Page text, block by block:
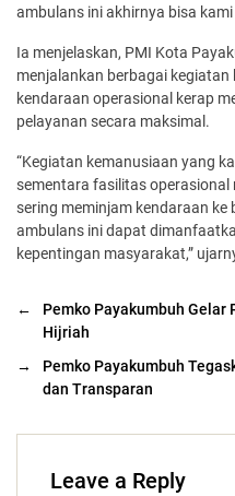
ambulans ini akhirnya bisa
Ia menjelaskan, PMI Kota
menjalankan berbagai
kendaraan operasional kerap
pelayanan secara maksimal.
“Kegiatan kemanusiaan yang
sementara fasilitas operasional
sering meminjam kendaraan
ambulans ini dapat
kepentingan masyarakat,”
←
Pemko Payakumbuh Gelar
Hijriah
→
Pemko Payakumbuh
dan Transparan
Leave a Reply